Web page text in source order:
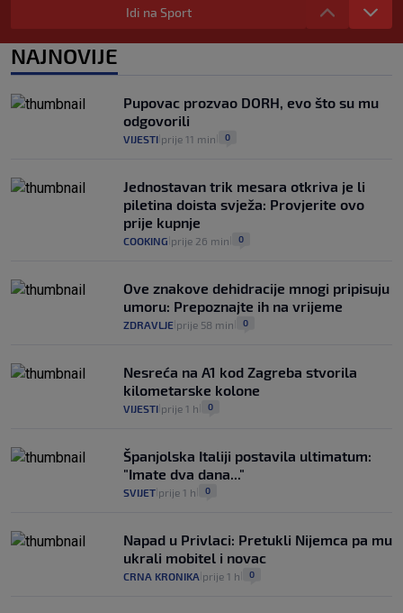
zdravstvenu iskaznicu". Kakva su prava
pacijenata izvan mjesta prebivališta?
VIJESTI 1. kol. 1
junaci naših priča budu oni koji pomažu,
a ne oni koji su pobijedili nekoga"
VIJESTI 30. srp.
Idi na Sport
NAJNOVIJE
Pupovac prozvao DORH, evo što su mu
odgovorili
VIJESTI prije 11 min 0
Jednostavan trik mesara otkriva je li
piletina doista svježa: Provjerite ovo
prije kupnje
COOKING prije 26 min 0
Ove znakove dehidracije mnogi pripisuju
umoru: Prepoznajte ih na vrijeme
ZDRAVLJE prije 58 min 0
Nesreća na A1 kod Zagreba stvorila
kilometarske kolone
VIJESTI prije 1 h 0
Španjolska Italiji postavila ultimatum:
"Imate dva dana..."
SVIJET prije 1 h 0
Napad u Privlaci: Pretukli Nijemca pa mu
ukrali mobitel i novac
CRNA KRONIKA prije 1 h 0